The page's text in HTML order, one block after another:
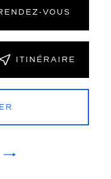
ITINÉRAIRE